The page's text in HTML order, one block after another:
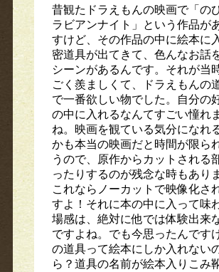
昔観たドラえもんの映画で「の
ラビアンナイト」という作品が
すけど、その作品の中に絵本に
密道具が出てきて、色んなお話
シーンがあるんです。それが当
ごく羨ましくて、ドラえもんの
で一番欲しい物でした。自分の
の中に入れるなんてすごい憧れ
ね。映画を観ている気分になれ
かも本当の映画だと時間が限ら
うので、原作からカットされる
ったりするのが残念な時もあり
これならノーカットで映像化さ
すよ！それに本の中に入って味
場感は、絶対に他では体験出来
ですよね。でも今思ったんです
の道具って絵本にしか入れない
ら？道具の名前が絵本入りこみ